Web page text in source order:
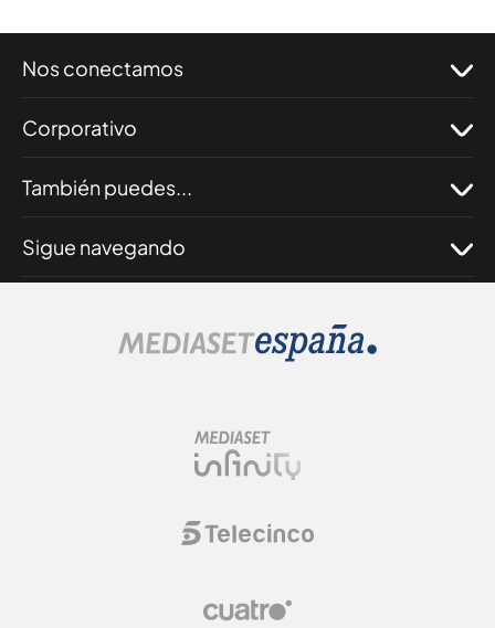
Nos conectamos
Corporativo
También puedes...
Sigue navegando